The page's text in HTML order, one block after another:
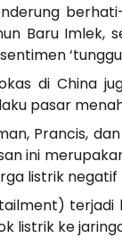
Baru Imlek,
‘tunggu
di China
pasar
Prancis,
ini
listrik
listrik ke